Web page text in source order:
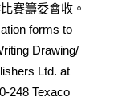
賽籌委會收。
forms to
Drawing/
Ltd. at
248 Texaco